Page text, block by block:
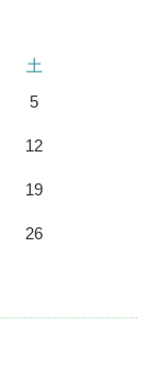
土
5
12
19
26